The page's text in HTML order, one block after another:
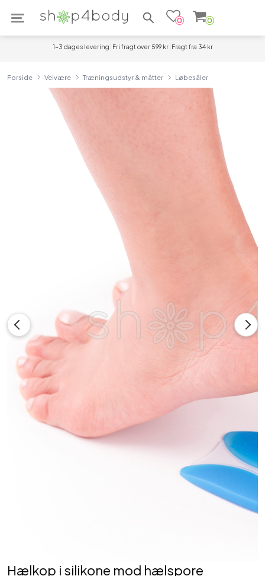
Søg efter produkter
0 0
1-3 dages levering Fri fragt over 599 kr Fragt fra 34 kr
Forside Velvære Træningsudstyr & måtter Løbesåler
Hælkop i silikone mod hælspore